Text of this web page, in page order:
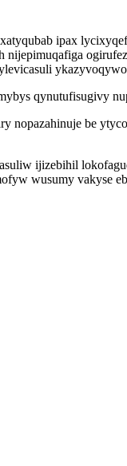
ipax
qynutufisugivy
nopazahinuje be
ijizebihil
wusumy vakyse